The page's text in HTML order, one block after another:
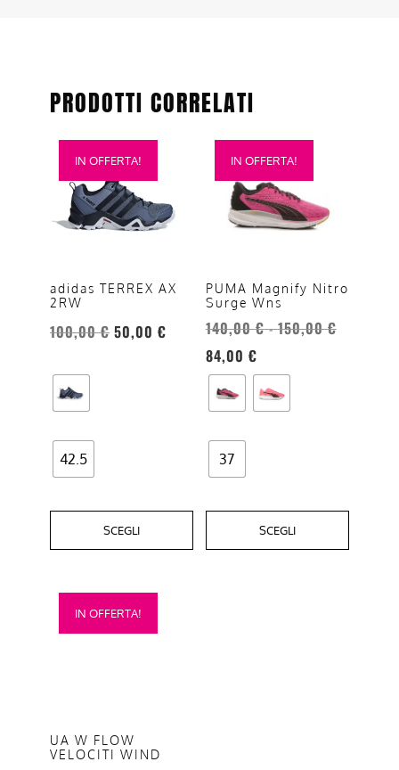
PRODOTTI CORRELATI
IN OFFERTA!
adidas TERREX AX
2RW
100,00€ 50,00 €
42.5
SCEGLI
Questo
prodotto
varianti.
opzioni
possono
essere
nella
pagina
prodotto
IN OFFERTA!
PUMA Magnify Nitro
Surge Wns
140,00€ - 150,00€Fascia
84,00 €
37
SCEGLI
Questo
prodotto
varianti.
opzioni
possono
essere
scelte
nella
pagina
prodotto
IN OFFERTA!
UA W FLOW
VELOCITI WIND
Questo
prodotto
opzioni
possono